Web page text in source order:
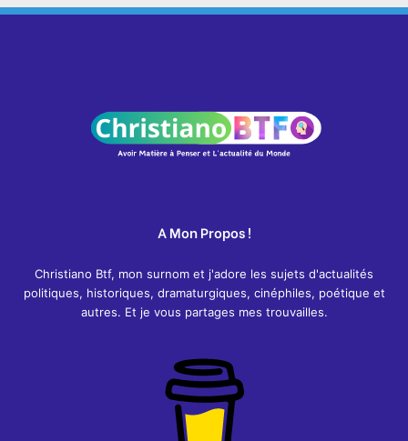
A Mon Propos !
Christiano Btf, mon surnom et j'adore les sujets d'actualités
politiques, historiques, dramaturgiques, cinéphiles, poétique et
autres. Et je vous partages mes trouvailles.